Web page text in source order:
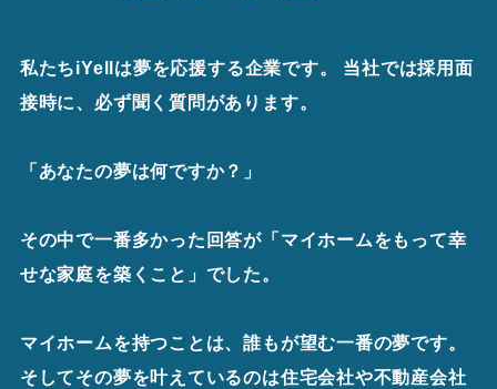
私たちiYellは夢を応援する企業です。 当社では採用面
接時に、必ず聞く質問があります。
「あなたの夢は何ですか？」
その中で一番多かった回答が「マイホームをもって幸
せな家庭を築くこと」でした。
マイホームを持つことは、誰もが望む一番の夢です。
そしてその夢を叶えているのは住宅会社や不動産会社